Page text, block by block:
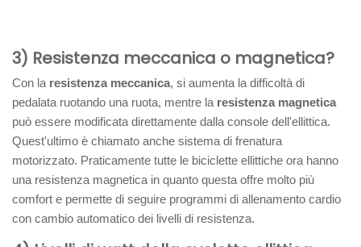
3) Resistenza meccanica o magnetica?
Con la resistenza meccanica, si aumenta la difficoltà di
pedalata ruotando una ruota, mentre la resistenza magnetica
può essere modificata direttamente dalla console dell'ellittica.
Quest'ultimo è chiamato anche sistema di frenatura
motorizzato. Praticamente tutte le biciclette ellittiche ora hanno
una resistenza magnetica in quanto questa offre molto più
comfort e permette di seguire programmi di allenamento cardio
con cambio automatico dei livelli di resistenza.